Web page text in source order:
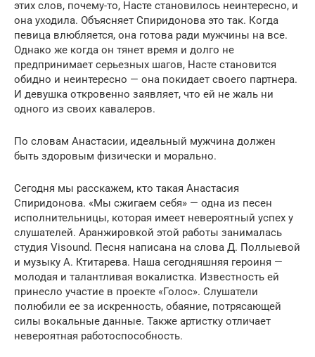
этих слов, почему-то, Насте становилось неинтересно, и
она уходила. Объясняет Спиридонова это так. Когда
певица влюбляется, она готова ради мужчины на все.
Однако же когда он тянет время и долго не
предпринимает серьезных шагов, Насте становится
обидно и неинтересно — она покидает своего партнера.
И девушка откровенно заявляет, что ей не жаль ни
одного из своих кавалеров.
По словам Анастасии, идеальный мужчина должен
быть здоровым физически и морально.
Сегодня мы расскажем, кто такая Анастасия
Спиридонова. «Мы сжигаем себя» — одна из песен
исполнительницы, которая имеет невероятный успех у
слушателей. Аранжировкой этой работы занималась
студия Visound. Песня написана на слова Д. Поллыевой
и музыку А. Ктитарева. Наша сегодняшняя героиня —
молодая и талантливая вокалистка. Известность ей
принесло участие в проекте «Голос». Слушатели
полюбили ее за искренность, обаяние, потрясающей
силы вокальные данные. Также артистку отличает
невероятная работоспособность.